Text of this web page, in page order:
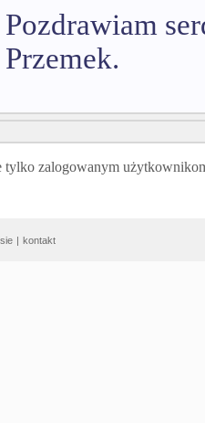
Pozdrawiam
Przemek.
tylko zalogowanym
| kontakt